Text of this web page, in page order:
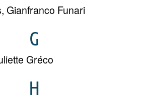
, Gianfranco Funari
G
Gréco
H